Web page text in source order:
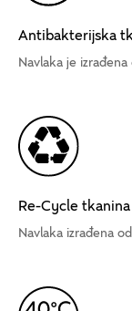
Antibakterijska
Navlaka je
Re-Cycle tkanina
Navlaka izrađena